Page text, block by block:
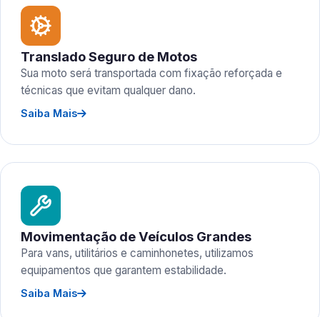
Translado Seguro de Motos
Sua moto será transportada com fixação reforçada e
técnicas que evitam qualquer dano.
Saiba Mais
Movimentação de Veículos Grandes
Para vans, utilitários e caminhonetes, utilizamos
equipamentos que garantem estabilidade.
Saiba Mais